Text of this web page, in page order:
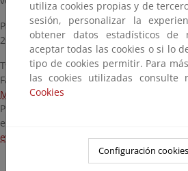
Para estar al día de la Semana
2016 os invitamos a seguirnos en:
Twitter : @SEUMov
Facebook:https://
Movilidad-440221239452825/
Pinterest:
en nuestra página web:
https://
evaluacion-ambiental/temas/medio-
Cartas de Adhesión e Inscripción
utiliza cookies propias y de
sesión, personalizar la
obtener datos estadísticos de
aceptar todas las cookies o si lo
tipo de cookies permitir. Para
las cookies utilizadas consulte
Cookies
Configuración cookies